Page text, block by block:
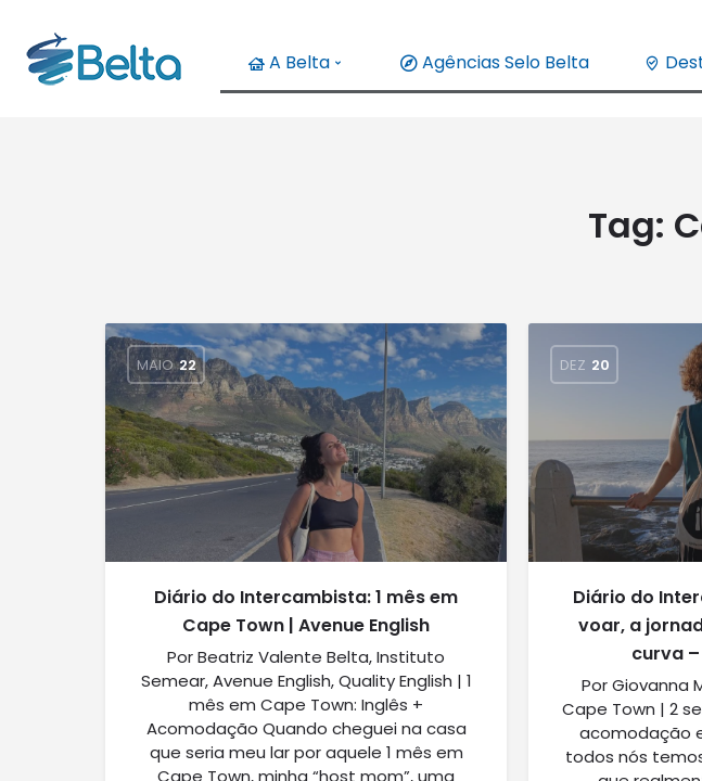
A Belta Agências Selo Belta
Tag:
MAIO 22
Diário do Intercambista: 1 mês em
Cape Town | Avenue English
Por Beatriz Valente Belta, Instituto
Semear, Avenue English, Quality English | 1
mês em Cape Town: Inglês +
Acomodação Quando cheguei na casa
que seria meu lar por aquele 1 mês em
Cape Town, minha “host mom”, uma
DEZ 20
Diário do
voar, a
curva
Por Giovanna
Cape Town | 2
acomodação
todos nós